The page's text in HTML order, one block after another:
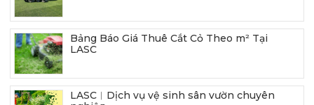
Bảng Báo Giá Thuê Cắt Cỏ Theo m² Tại
LASC
LASC︱Dịch vụ vệ sinh sân vườn chuyên